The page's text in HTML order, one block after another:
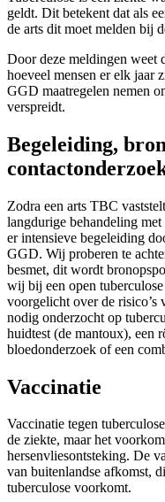
geldt. Dit betekent dat als
de arts dit moet melden bij
Door deze meldingen weet
hoeveel mensen er elk jaar
GGD maatregelen nemen
verspreidt.
Begeleiding,
Zodra een arts TBC
langdurige behandeling
er intensieve begeleiding
GGD. Wij proberen te
besmet, dit wordt
wij bij een open
voorgelicht over de risico’s
nodig onderzocht op
huidtest (de mantoux), een
bloedonderzoek of een
Vaccinatie
Vaccinatie tegen
de ziekte, maar het
hersenvliesontsteking. De
van buitenlandse afkomst,
tuberculose voorkomt.